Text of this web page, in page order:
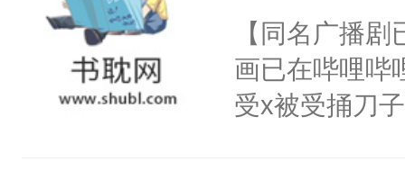
卫天还没亮
腰：“陛下，
不好了！”“那
朝，一个从
为三种性别。
构与男子相同
了一颗红色的
【同名广播
画已在哔哩哔
受x被受捅刀